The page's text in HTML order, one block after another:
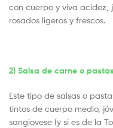
con cuerpo y viva acidez,
rosados ligeros y frescos.
2) Salsa de carne o
Este tipo de salsas o
tintos de cuerpo medio,
sangiovese (y si es de la